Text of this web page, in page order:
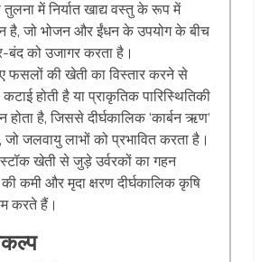
में निर्यात खाद्य वस्तु के रूप में
है, जो भोजन और ईंधन के उपयोग के बीच
बंद को उजागर करता है।
फसलों की खेती का विस्तार करने से
होती है या प्राकृतिक पारिस्थितिकी
होता है, जिससे दीर्घकालिक ‘कार्बन ऋण’
जो जलवायु लाभों को प्रभावित करता है।
खेती से जुड़े उर्वरकों का गहन
कमी और मृदा क्षरण दीर्घकालिक कृषि
करते हैं।